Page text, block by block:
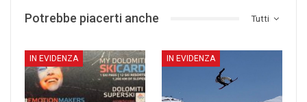
Tutti
Potrebbe piacerti anche
IN EVIDENZA IN EVIDENZA